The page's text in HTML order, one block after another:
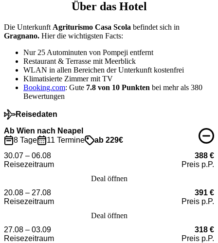
Über das Hotel
Die Unterkunft Agriturismo Casa Scola befindet sich in
Gragnano. Hier die wichtigsten Facts:
Nur 25 Autominuten von Pompeji entfernt
Restaurant & Terrasse mit Meerblick
WLAN in allen Bereichen der Unterkunft kostenfrei
Klimatisierte Zimmer mit TV
Booking.com: Gute 7.8 von 10 Punkten bei mehr als 380
Bewertungen
Reisedaten
Ab Wien nach Neapel
8 Tage
11 Termine
ab 229€
30.07 – 06.08
Reisezeitraum
388 €
Preis p.P.
Deal öffnen
20.08 – 27.08
Reisezeitraum
391 €
Preis p.P.
Deal öffnen
27.08 – 03.09
Reisezeitraum
318 €
Preis p.P.